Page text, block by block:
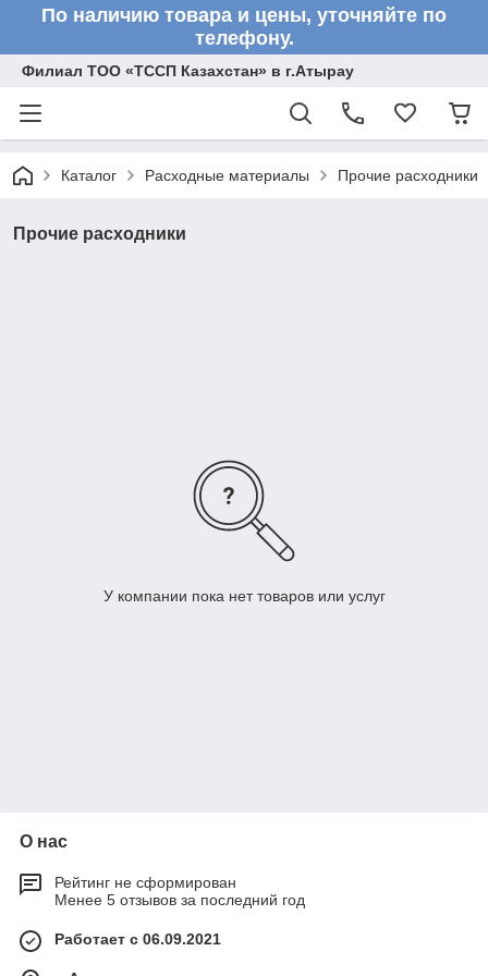
По наличию товара и цены, уточняйте по
телефону.
Филиал ТОО «ТССП Казахстан» в г.Атырау
Каталог Расходные материалы Прочие расходники
Прочие расходники
У компании пока нет товаров или услуг
О нас
Рейтинг не сформирован
Менее 5 отзывов за последний год
Работает с 06.09.2021